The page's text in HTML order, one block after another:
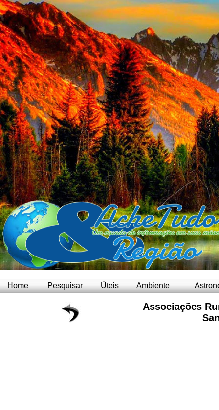
Home Pesquisar Úteis Ambiente
Associações